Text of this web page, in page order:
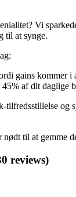
Vi
til at synge.
gains kommer i
af dit daglige
tilfredsstillelse
nødt til at
reviews)